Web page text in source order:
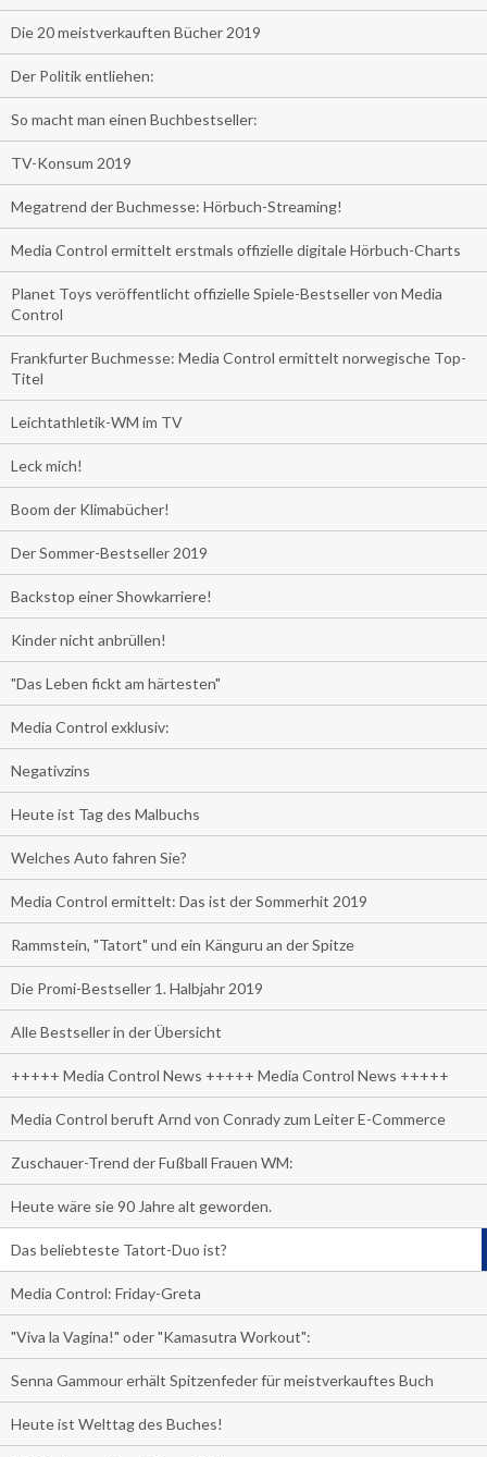
Die 20 meistverkauften Bücher 2019
Der Politik entliehen:
So macht man einen Buchbestseller:
TV-Konsum 2019
Megatrend der Buchmesse: Hörbuch-Streaming!
Media Control ermittelt erstmals offizielle digitale Hörbuch-Charts
Planet Toys veröffentlicht offizielle Spiele-Bestseller von Media
Control
Frankfurter Buchmesse: Media Control ermittelt norwegische Top-
Titel
Leichtathletik-WM im TV
Leck mich!
Boom der Klimabücher!
Der Sommer-Bestseller 2019
Backstop einer Showkarriere!
Kinder nicht anbrüllen!
"Das Leben fickt am härtesten"
Media Control exklusiv:
Negativzins
Heute ist Tag des Malbuchs
Welches Auto fahren Sie?
Media Control ermittelt: Das ist der Sommerhit 2019
Rammstein, "Tatort" und ein Känguru an der Spitze
Die Promi-Bestseller 1. Halbjahr 2019
Alle Bestseller in der Übersicht
+++++ Media Control News +++++ Media Control News +++++
Media Control beruft Arnd von Conrady zum Leiter E-Commerce
Zuschauer-Trend der Fußball Frauen WM:
Heute wäre sie 90 Jahre alt geworden.
Das beliebteste Tatort-Duo ist?
Media Control: Friday-Greta
"Viva la Vagina!" oder "Kamasutra Workout":
Senna Gammour erhält Spitzenfeder für meistverkauftes Buch
Heute ist Welttag des Buches!